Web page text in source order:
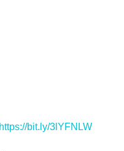
https://bit.ly/3lYFNLW